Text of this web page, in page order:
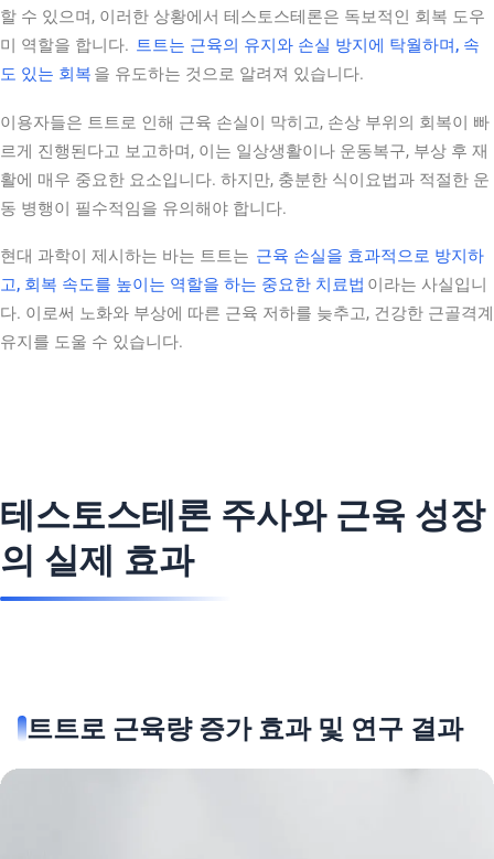
할 수 있으며, 이러한 상황에서 테스토스테론은 독보적인 회복 도우
미 역할을 합니다. 트트는 근육의 유지와 손실 방지에 탁월하며, 속
도 있는 회복 을 유도하는 것으로 알려져 있습니다.
이용자들은 트트로 인해 근육 손실이 막히고, 손상 부위의 회복이 빠
르게 진행된다고 보고하며, 이는 일상생활이나 운동복구, 부상 후 재
활에 매우 중요한 요소입니다. 하지만, 충분한 식이요법과 적절한 운
동 병행이 필수적임을 유의해야 합니다.
현대 과학이 제시하는 바는 트트는 근육 손실을 효과적으로 방지하
고, 회복 속도를 높이는 역할을 하는 중요한 치료법 이라는 사실입니
다. 이로써 노화와 부상에 따른 근육 저하를 늦추고, 건강한 근골격계
유지를 도울 수 있습니다.
테스토스테론 주사와 근육 성장
의 실제 효과
트트로 근육량 증가 효과 및 연구 결과